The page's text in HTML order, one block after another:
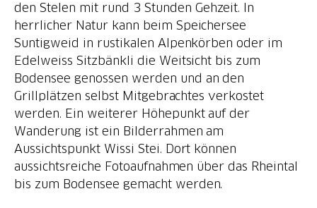
den Stelen mit rund 3 Stunden Gehzeit. In
herrlicher Natur kann beim Speichersee
Suntigweid in rustikalen Alpenkörben oder im
Edelweiss Sitzbänkli die Weitsicht bis zum
Bodensee genossen werden und an den
Grillplätzen selbst Mitgebrachtes verkostet
werden. Ein weiterer Höhepunkt auf der
Wanderung ist ein Bilderrahmen am
Aussichtspunkt Wissi Stei. Dort können
aussichtsreiche Fotoaufnahmen über das Rheintal
bis zum Bodensee gemacht werden.